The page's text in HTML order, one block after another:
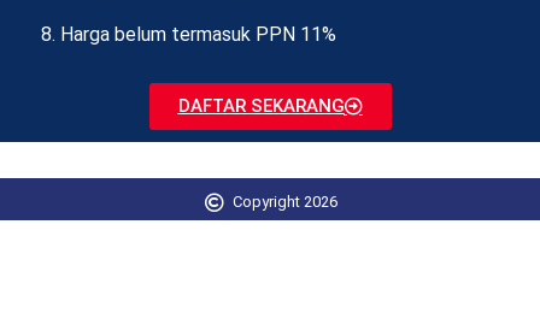
Harga belum termasuk PPN 11%
DAFTAR SEKARANG
Copyright 2026